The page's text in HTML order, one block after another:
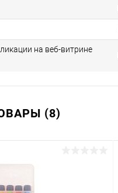
на веб-витрине
(8)